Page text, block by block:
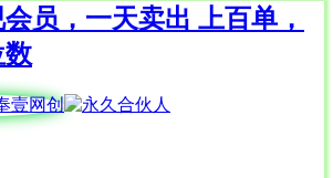
员，一天卖出 上百单，
数